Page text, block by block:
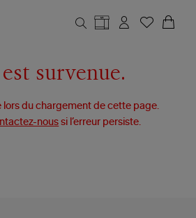
survenue.
lors du chargement de cette page.
nous si l’erreur persiste.